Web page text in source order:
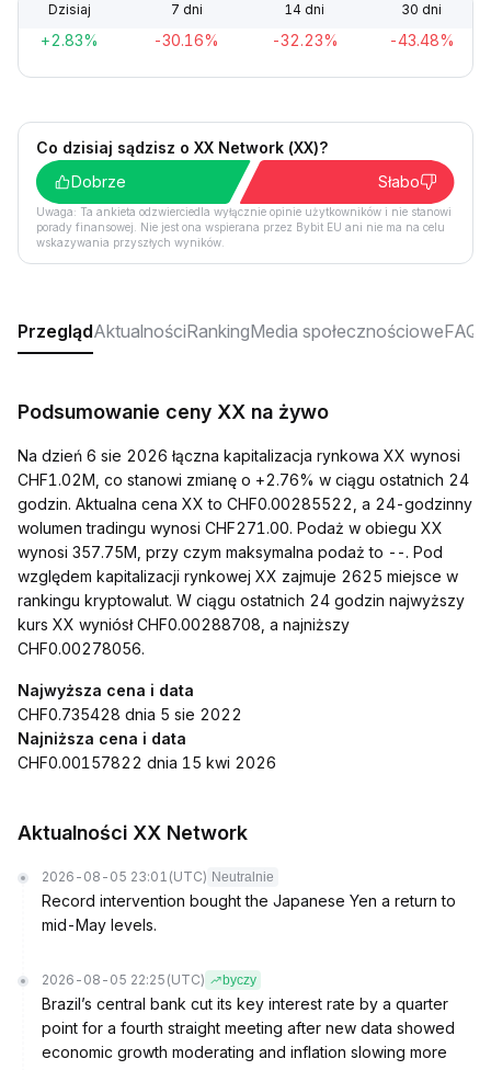
Dzisiaj 7 dni 14 dni 30 dni
+2.83% -30.16% -32.23% -43.48%
Co dzisiaj sądzisz o XX Network (XX)?
Dobrze
Słabo
Uwaga: Ta ankieta odzwierciedla wyłącznie opinie użytkowników i nie stanowi
porady finansowej. Nie jest ona wspierana przez Bybit EU ani nie ma na celu
wskazywania przyszłych wyników.
PrzeglądAktualnościRankingMedia społecznościoweFAQ
Podsumowanie ceny XX na żywo
Na dzień 6 sie 2026 łączna kapitalizacja rynkowa XX wynosi
CHF1.02M, co stanowi zmianę o +2.76% w ciągu ostatnich 24
godzin. Aktualna cena XX to CHF0.00285522, a 24-godzinny
wolumen tradingu wynosi CHF271.00. Podaż w obiegu XX
wynosi 357.75M, przy czym maksymalna podaż to --. Pod
względem kapitalizacji rynkowej XX zajmuje 2625 miejsce w
rankingu kryptowalut. W ciągu ostatnich 24 godzin najwyższy
kurs XX wyniósł CHF0.00288708, a najniższy
CHF0.00278056.
Najwyższa cena i data
CHF0.735428 dnia 5 sie 2022
Najniższa cena i data
CHF0.00157822 dnia 15 kwi 2026
Aktualności XX Network
2026-08-05 23:01 (UTC) Neutralnie
Record intervention bought the Japanese Yen a return to
mid-May levels.
2026-08-05 22:25 (UTC) byczy
Brazil’s central bank cut its key interest rate by a quarter
point for a fourth straight meeting after new data showed
economic growth moderating and inflation slowing more